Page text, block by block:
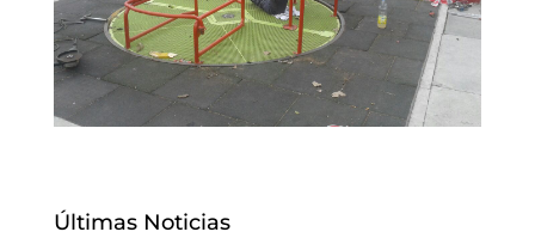
Últimas Noticias